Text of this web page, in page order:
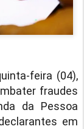
feira (04),
fraudes
da Pessoa
em